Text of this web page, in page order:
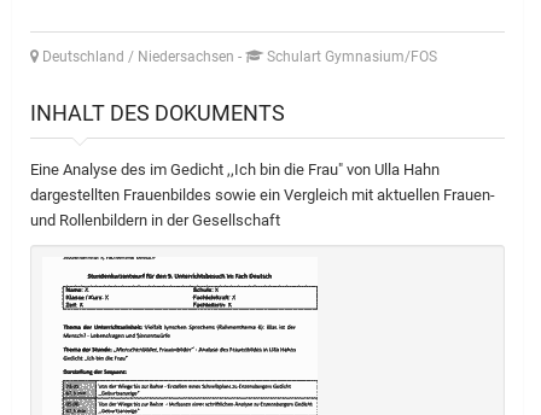
Deutschland / Niedersachsen - Schulart Gymnasium/FOS
INHALT DES DOKUMENTS
Eine Analyse des im Gedicht ,,Ich bin die Frau" von Ulla Hahn
dargestellten Frauenbildes sowie ein Vergleich mit aktuellen Frauen-
und Rollenbildern in der Gesellschaft